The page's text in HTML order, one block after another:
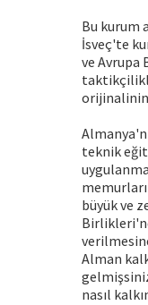
Bu kurum
İsveç'te
ve Avrupa
orijinalinin
teknik
büyük ve
Alman
nasıl